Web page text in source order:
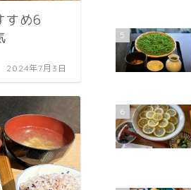
すめ6
2024年7月3日
5
6